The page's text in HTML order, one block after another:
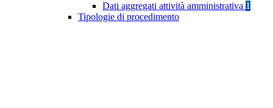
Dati aggregati attività amministrativa 1
Tipologie di procedimento